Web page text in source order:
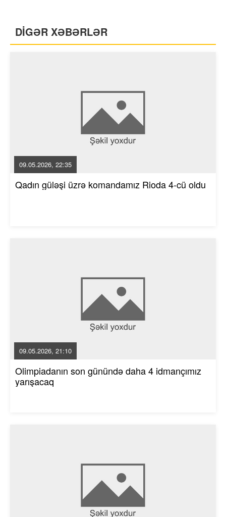
DİGƏR XƏBƏRLƏR
09.05.2026, 22:35
Qadın güləşi üzrə komandamız Rioda 4-cü oldu
09.05.2026, 21:10
Olimpiadanın son günündə daha 4 idmançımız
yarışacaq